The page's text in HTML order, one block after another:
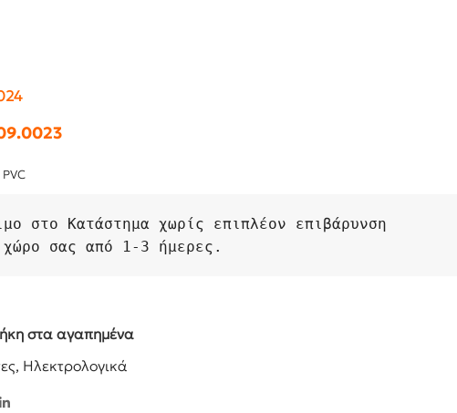
στο Κατάστημα χωρίς επιπλέον επιβάρυνση
χώρο σας από 1-3 ήμερες.
στα αγαπημένα
, Ηλεκτρολογικά